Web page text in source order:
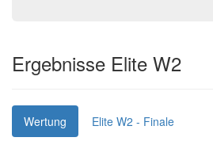
Ergebnisse Elite W2
Wertung Elite W2 - Finale